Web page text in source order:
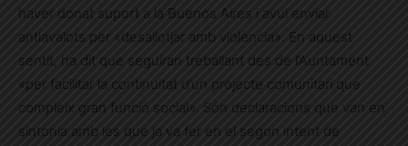
haver donat suport a la Buenos Aires i avui enviar
antiavalots per «desallotjar amb violència». En aquest
sentit, ha dit que seguiran treballant des de l’Auntament
«per facilitar la continuitat d’un projecte comunitari que
compleix gran funció social». Són declaracions que van en
sintonia amb les que ja va fer en el segon intent de